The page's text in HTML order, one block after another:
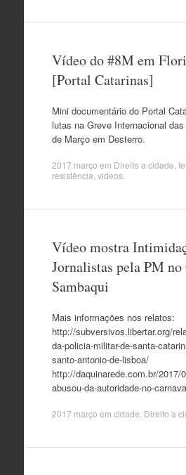
Vídeo do #8M em
[Portal Catarinas]
Mini documentário do Portal
lutas na Greve Internacional
de Março em Desterro.
2017 março em Direito a cidade
resistência videos.
Vídeo mostra
Jornalistas pela PM no
Sambaqui
Mais informações nos relatos:
http://subversivos.libertar.org/
da-policia-militar-de-santa-
santo-antonio-de-lisboa/
http://daquinarede.com.br/2017/
abusou-da-autoridade-no-
2017 março em cidade Direito a